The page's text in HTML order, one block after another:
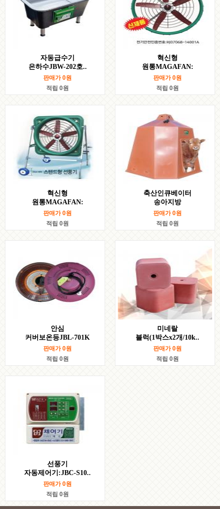
자동급수기
은하수JBW-202호..
판매가0원
적립 0원
혁신형
원통MAGAFAN:
판매가0원
적립 0원
혁신형
원통MAGAFAN:
판매가0원
적립 0원
축산인큐베이터
송아지방
판매가0원
적립 0원
안심
커버보온등JBL-701K
판매가0원
적립 0원
미네랄
블럭(1박스x2개/10k..
판매가0원
적립 0원
선풍기
자동제어기:JBC-S10..
판매가0원
적립 0원